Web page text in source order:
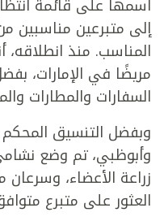
إلى متبرعين مناسبين
مريضًا في الإمارات،
السفارات والمطارات
وبفضل التنسيق
وأبوظبي، تم وضع
زراعة الأعضاء، وسرعان
العثور على متبرع